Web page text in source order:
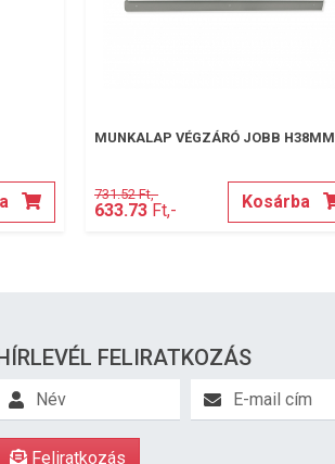
MUNKALAP VÉGZÁRÓ JOBB H38MM
731.52 Ft,-
633.73 Ft,- Kosárba
FELIRATKOZÁS
Feliratkozás